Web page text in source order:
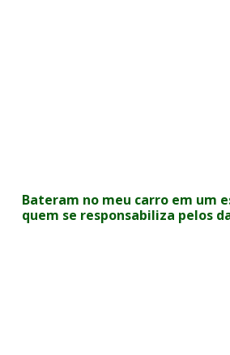
Bateram no meu carro em um
quem se responsabiliza pelos